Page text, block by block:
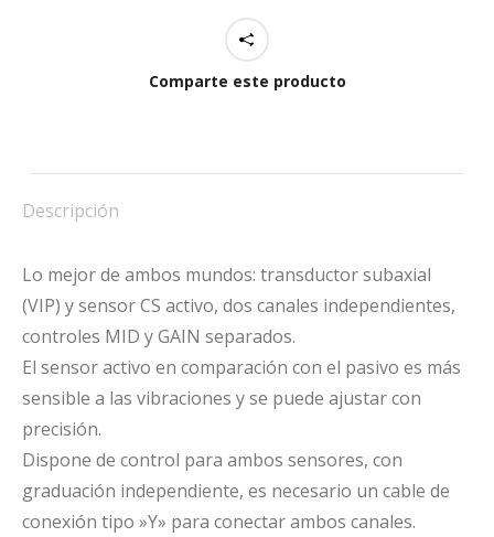
Comparte este producto
Descripción
Lo mejor de ambos mundos: transductor subaxial
(VIP) y sensor CS activo, dos canales independientes,
controles MID y GAIN separados.
El sensor activo en comparación con el pasivo es más
sensible a las vibraciones y se puede ajustar con
precisión.
Dispone de control para ambos sensores, con
graduación independiente, es necesario un cable de
conexión tipo »Y» para conectar ambos canales.